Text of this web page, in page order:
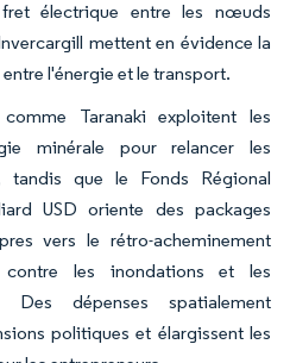
électrique entre les nœuds
mettent en évidence la
l'énergie et le transport.
Taranaki exploitent les
minérale pour relancer les
tandis que le Fonds Régional
USD oriente des packages
vers le rétro-acheminement
les inondations et les
Des dépenses spatialement
politiques et élargissent les